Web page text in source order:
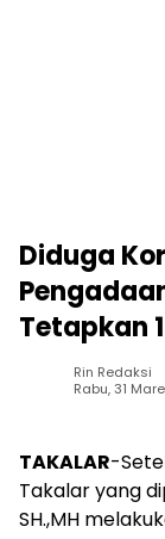
Diduga
Tetapkan
Rin Redaksi
Rabu, 31
TAKALAR-
Takalar yang
SH.,MH